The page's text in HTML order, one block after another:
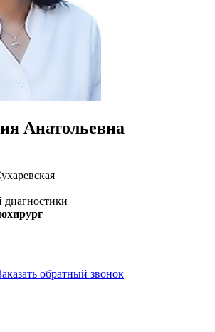
Анатольевна
диагностики
обратный звонок